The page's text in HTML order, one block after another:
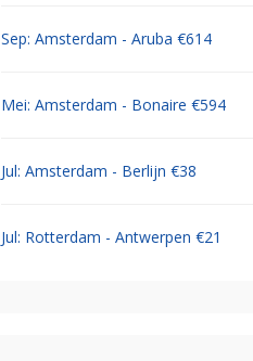
Sep: Amsterdam - Aruba €614
Mei: Amsterdam - Bonaire €594
Jul: Amsterdam - Berlijn €38
Jul: Rotterdam - Antwerpen €21